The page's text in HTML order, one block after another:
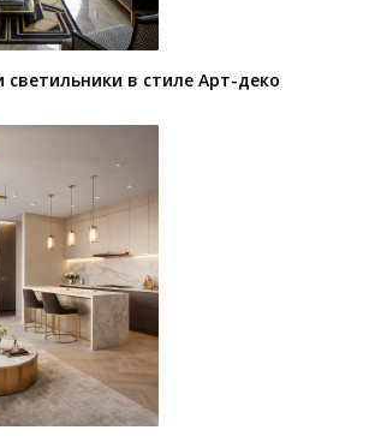
в стиле Арт-деко